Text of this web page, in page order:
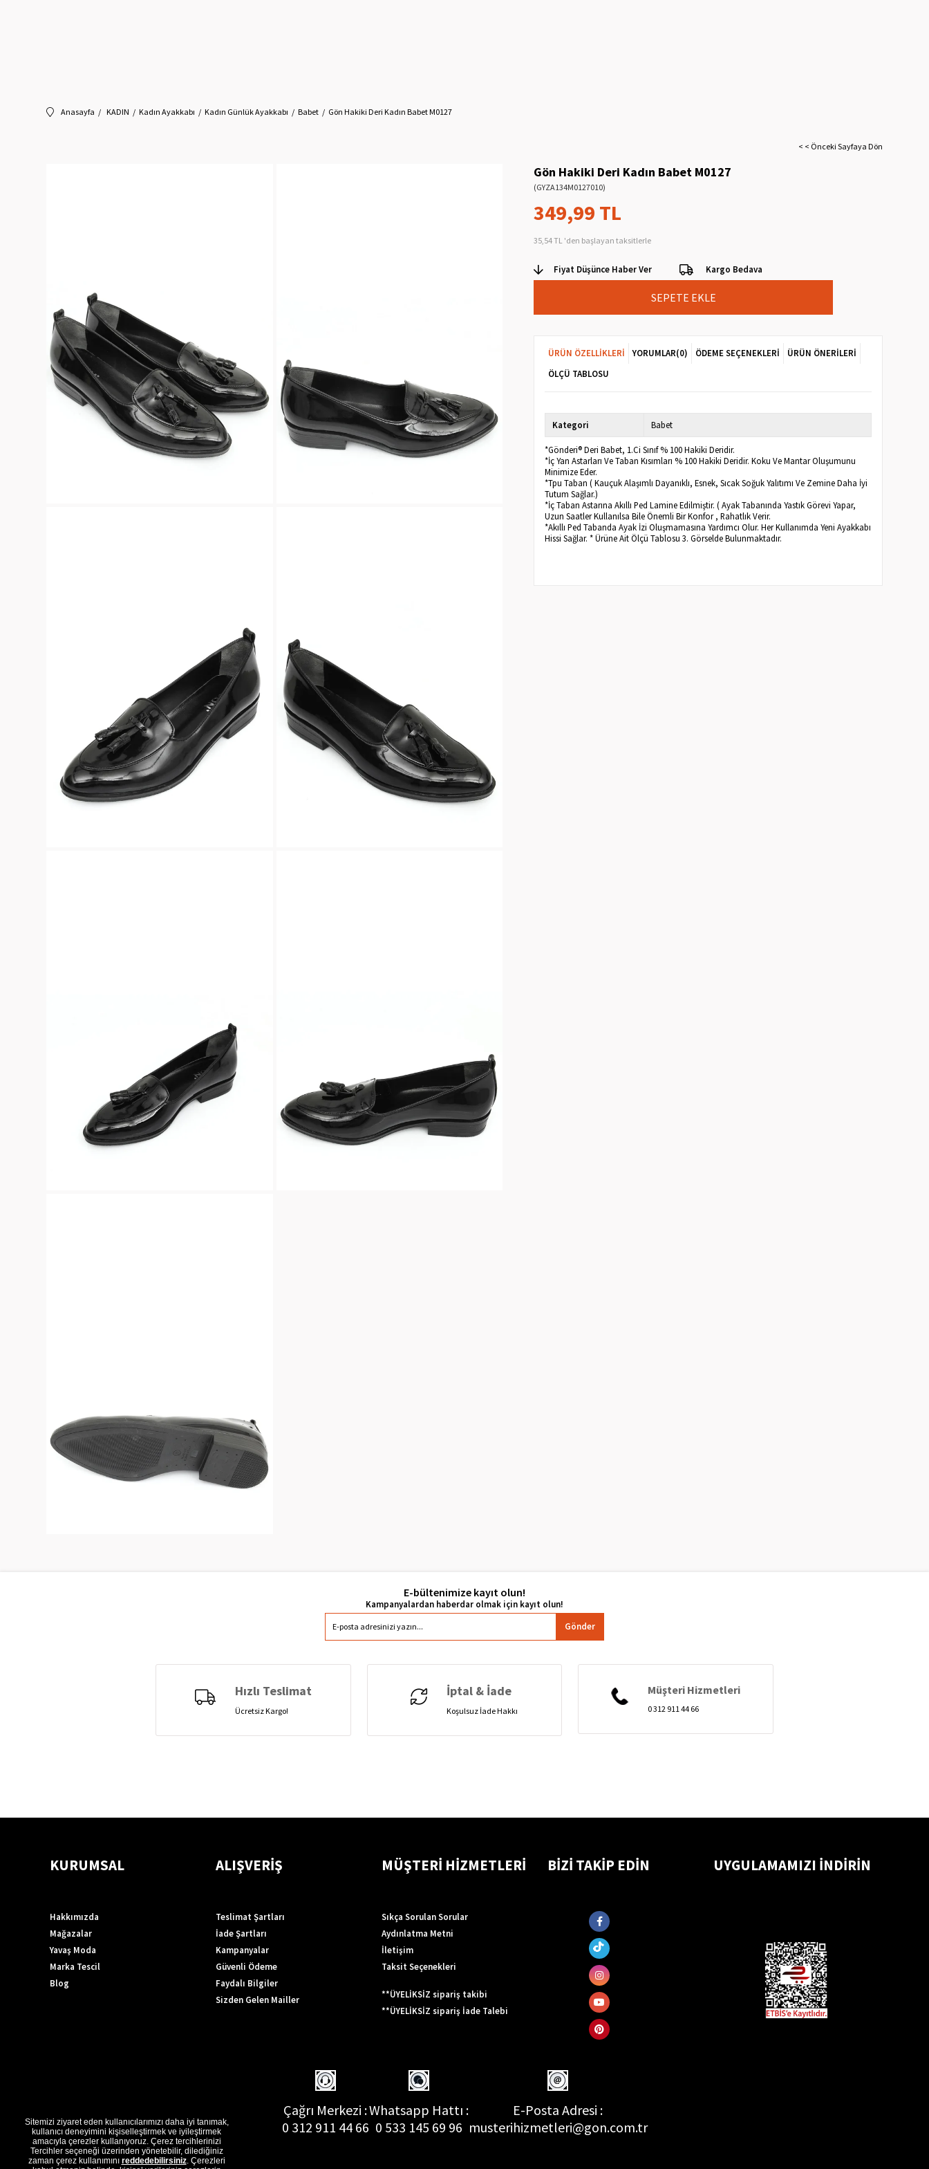
Anasayfa KADIN Kadın Ayakkabı Kadın Günlük Ayakkabı Babet Gön Hakiki Deri Kadın Babet M0127
< < Önceki Sayfaya Dön
Gön Hakiki Deri Kadın Babet M0127
(GYZA134M0127010)
349,99 TL
35,54 TL 'den başlayan taksitlerle
Fiyat Düşünce Haber Ver Kargo Bedava
ÜRÜN ÖZELLIKLERI YORUMLAR(0) ÖDEME SEÇENEKLERI
ÜRÜN ÖNERILERI
ÖLÇÜ TABLOSU
Kategori Babet
*Gönderi® Deri Babet, 1.Ci Sınıf % 100 Hakiki Deridir.
*İç Yan Astarları Ve Taban Kısımları % 100 Hakiki Deridir. Koku Ve Mantar Oluşumunu
Minimize Eder.
*Tpu Taban ( Kauçuk Alaşımlı Dayanıklı, Esnek, Sıcak Soğuk Yalıtımı Ve Zemine Daha İyi
Tutum Sağlar.)
*İç Taban Astarına Akıllı Ped Lamine Edilmiştir. ( Ayak Tabanında Yastık Görevi Yapar,
Uzun Saatler Kullanılsa Bile Önemli Bir Konfor , Rahatlık Verir.
*Akıllı Ped Tabanda Ayak İzi Oluşmamasına Yardımcı Olur. Her Kullanımda Yeni Ayakkabı
Hissi Sağlar. * Ürüne Ait Ölçü Tablosu 3. Görselde Bulunmaktadır.
E-bültenimize kayıt olun!
Gönder
Hızlı Teslimat
Ücretsiz Kargo!
İptal & İade
Koşulsuz İade Hakkı
Müşteri Hizmetleri
0 312 911 44 66
KURUMSAL
Hakkımızda
Mağazalar
Yavaş Moda
Marka Tescil
Blog
ALIŞVERİŞ
Teslimat Şartları
İade Şartları
Kampanyalar
Güvenli Ödeme
Faydalı Bilgiler
Sizden Gelen Mailler
MÜŞTERİ HİZMETLERİ
Sıkça Sorulan Sorular
Aydınlatma Metni
İletişim
Taksit Seçenekleri
**ÜYELİKSİZ sipariş takibi
**ÜYELİKSİZ sipariş İade Talebi
BİZİ TAKİP EDİN UYGULAMAMIZI İNDİRİN
Çağrı Merkezi :
0 312 911 44 66
Whatsapp Hattı :
0 533 145 69 96
E-Posta Adresi :
musterihizmetleri@gon.com.tr
Sitemizi ziyaret eden kullanıcılarımızı daha iyi tanımak,
kullanıcı deneyimini kişiselleştirmek ve iyileştirmek
amacıyla çerezler kullanıyoruz. Çerez tercihlerinizi
Tercihler seçeneği üzerinden yönetebilir, dilediğiniz
zaman çerez kullanımını reddedebilirsiniz. Çerezleri